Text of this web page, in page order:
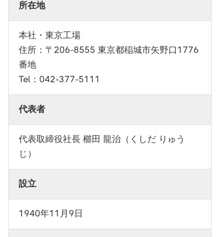
所在地
本社・東京工場
住所：〒206-8555 東京都稲城市矢野口1776
番地
Tel：042-377-5111
代表者
代表取締役社長 櫛田 龍治（くしだ りゅう
じ）
設立
1940年11月9日